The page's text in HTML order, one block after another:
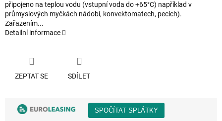
připojeno na teplou vodu (vstupní voda do +65°C) například v
průmyslových myčkách nádobí, konvektomatech, pecích).
Zařazením...
Detailní informace
ZEPTAT SE SDÍLET